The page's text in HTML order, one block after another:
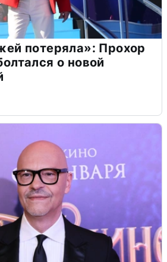
потеряла»: Прохор
о новой